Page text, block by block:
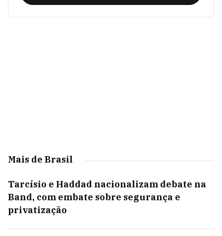
Mais de Brasil
Tarcísio e Haddad nacionalizam debate na
Band, com embate sobre segurança e
privatização